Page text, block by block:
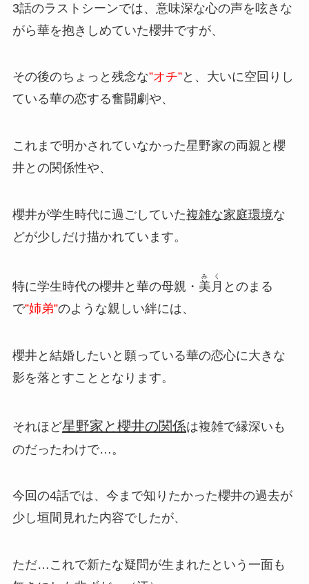
3話のラストシーンでは、意味深な心の声を呟きな
がら華を抱きしめていた櫻井ですが、
その後のちょっと残念な”オチ”と、大いに空回りし
ている華の恋する奮闘劇や、
これまで明かされていなかった星野家の両親と櫻
井との関係性や、
櫻井が学生時代に過ごしていた複雑な家庭環境な
どが少しだけ描かれています。
特に学生時代の櫻井と華の母親・ 美月
みく
とのまる
で”姉弟”のような親しい絆には、
櫻井と結婚したいと願っている華の恋心に大きな
影を落とすこととなります。
それほど星野家と櫻井の関係は複雑で縁深いも
のだったわけで…。
今回の4話では、今まで知りたかった櫻井の過去が
少し垣間見れた内容でしたが、
ただ…これで新たな疑問が生まれたという一面も